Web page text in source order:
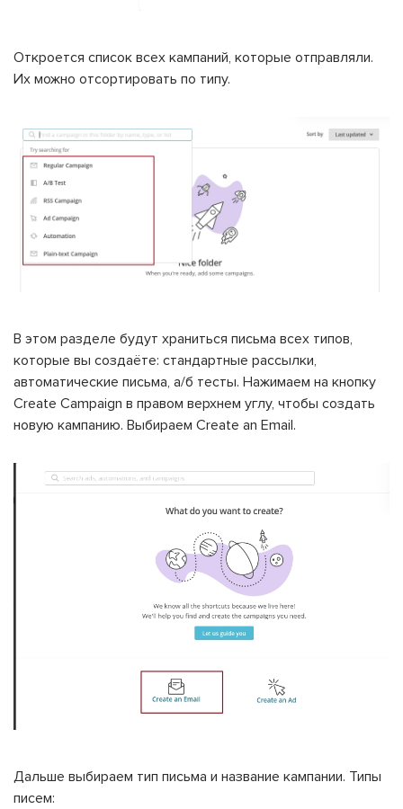
Откроется список всех кампаний, которые отправляли.
Их можно отсортировать по типу.
В этом разделе будут храниться письма всех типов,
которые вы создаёте: стандартные рассылки,
автоматические письма, а/б тесты. Нажимаем на кнопку
Create Campaign в правом верхнем углу, чтобы создать
новую кампанию. Выбираем Create an Email.
Дальше выбираем тип письма и название кампании. Типы
писем: